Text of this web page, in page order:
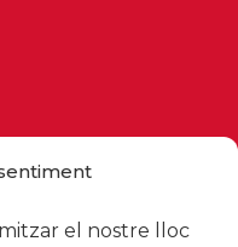
el nostre lloc